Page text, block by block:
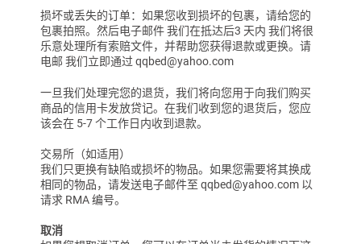
损坏或丢失的订单：如果您收到损坏的包裹，请给您的
包裹拍照。然后电子邮件我们在抵达后3 天内 我们将很
乐意处理所有索赔文件，并帮助您获得退款或更换。请
电邮 我们立即通过 qqbed@yahoo.com
一旦我们处理完您的退货，我们将向您用于向我们购买
商品的信用卡发放贷记。在我们收到您的退货后，您应
该会在 5-7 个工作日内收到退款。
交易所（如适用）
我们只更换有缺陷或损坏的物品。如果您需要将其换成
相同的物品，请发送电子邮件至 qqbed@yahoo.com 以
请求 RMA 编号。
取消